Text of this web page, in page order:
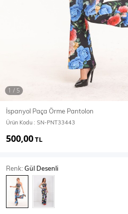
Mont & Kaban
T-Shirt
Body
İspanyol Paça Örme Pantolon
Ürün Kodu : SN-PNT33443
500,00TL
Renk:Gül Desenli